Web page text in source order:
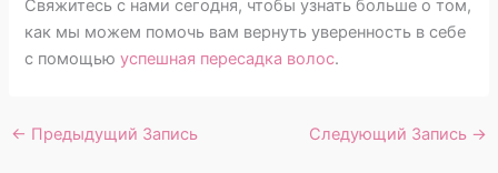
Свяжитесь с нами сегодня, чтобы узнать больше о том,
как мы можем помочь вам вернуть уверенность в себе
с помощьюуспешная пересадка волос.
← Предыдущий Запись Следующий Запись →